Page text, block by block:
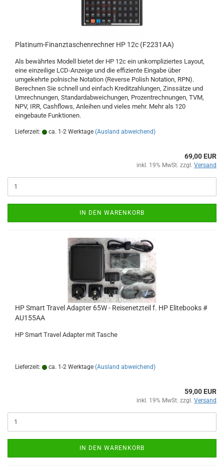
Platinum-Finanztaschenrechner HP 12c (F2231AA)
Als bewährtes Modell bietet der HP 12c ein unkompliziertes Layout,
eine einzeilige LCD-Anzeige und die effiziente Eingabe über
umgekehrte polnische Notation (Reverse Polish Notation, RPN).
Berechnen Sie schnell und einfach Kreditzahlungen, Zinssätze und
Umrechnungen, Standardabweichungen, Prozentrechnungen, TVM,
NPV, IRR, Cashflows, Anleihen und vieles mehr. Mehr als 120
eingebaute Funktionen.
Lieferzeit: ca. 1-2 Werktage (Ausland abweichend)
69,00 EUR
inkl. 19% MwSt. zzgl. Versand
IN DEN WARENKORB
HP Smart Travel Adapter 65W - Reisenetzteil f. HP Elitebooks #
AU155AA
HP Smart Travel Adapter mit Tasche
Lieferzeit: ca. 1-2 Werktage (Ausland abweichend)
59,00 EUR
inkl. 19% MwSt. zzgl. Versand
IN DEN WARENKORB